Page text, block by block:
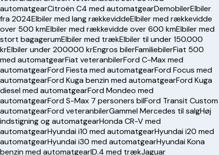
automatgearCitroën C4 med automatgearDemobilerElbiler
fra 2024Elbiler med lang rækkeviddeElbiler med rækkevidde
over 500 kmElbiler med rækkevidde over 600 kmElbiler med
stort bagagerumElbiler med trækElbiler til under 150.000
krElbiler under 200000 krEngros bilerFamiliebilerFiat 500
med automatgearFiat veteranbilerFord C-Max med
automatgearFord Fiesta med automatgearFord Focus med
automatgearFord Kuga benzin med automatgearFord Kuga
diesel med automatgearFord Mondeo med
automatgearFord S-Max 7 personers bilFord Transit Custom
automatgearFord veteranbilerGammel Mercedes til salgHøj
indstigning og automatgearHonda CR-V med
automatgearHyundai i10 med automatgearHyundai i20 med
automatgearHyundai i30 med automatgearHyundai Kona
benzin med automatgearID.4 med trækJaguar